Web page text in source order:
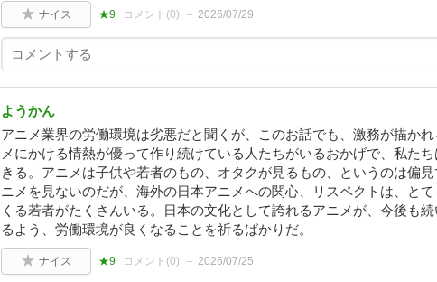
ナイス ★9 コメント(0) 2026/07/29
ようかん
アニメ業界の労働環境は劣悪だと聞くが、このお話でも、激務が描か
メにかける情熱が優って作り続けている人たちがいるおかげで、私た
きる。アニメは子供や若者のもの、オタクが見るもの、というのは偏
ニメを見ないのだが、海外の日本アニメへの関心、リスペクトは、と
くる若者がたくさんいる。日本の文化として誇れるアニメが、今後も
るよう、労働環境が良くなることを祈るばかりだ。
ナイス ★9 コメント(0) 2026/07/25